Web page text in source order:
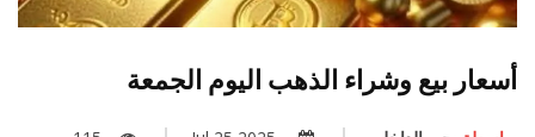
أسعار بيع وشراء الذهب اليوم الجمعة